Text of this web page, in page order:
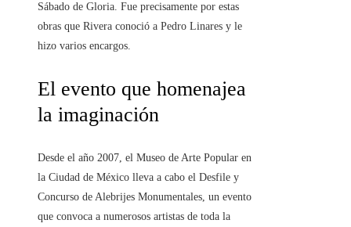
Sábado de Gloria. Fue precisamente por estas
obras que Rivera conoció a Pedro Linares y le
hizo varios encargos.
El evento que homenajea
la imaginación
Desde el año 2007, el Museo de Arte Popular en
la Ciudad de México lleva a cabo el Desfile y
Concurso de Alebrijes Monumentales, un evento
que convoca a numerosos artistas de toda la